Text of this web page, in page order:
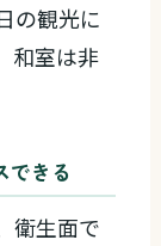
の観光に
和室は非
できる
衛生面で